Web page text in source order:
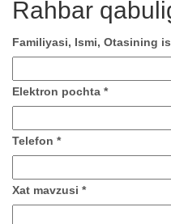
Rahbar
Familiyasi, Ismi, Otasining
Elektron pochta *
Telefon *
Xat mavzusi *